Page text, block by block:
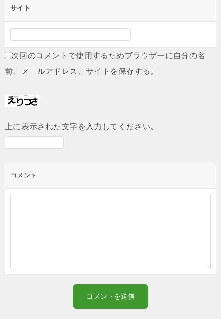
サイト
次回のコメントで使用するためブラウザーに自分の名
前、メールアドレス、サイトを保存する。
上に表示された文字を入力してください。
コメント